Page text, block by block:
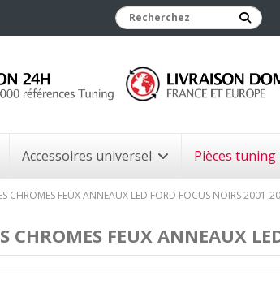
Accessoires universel Pièces tuning
CHROMES FEUX ANNEAUX LED FORD FOCUS NOIRS 2001-
CHROMES FEUX ANNEAUX